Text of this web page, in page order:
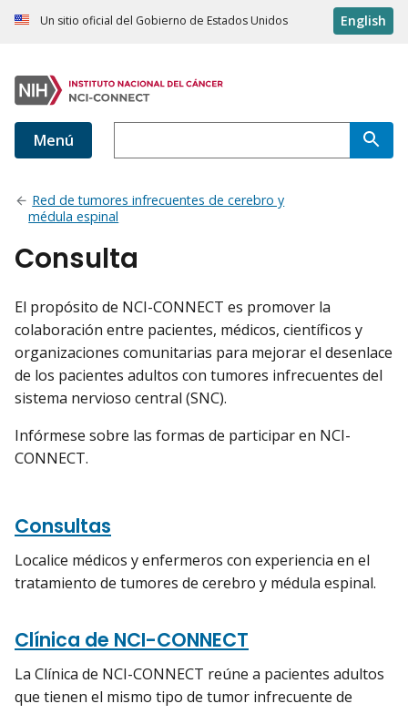
Un sitio oficial del Gobierno de Estados Unidos English
Menú
Red de tumores infrecuentes de cerebro y
médula espinal
Consulta
El propósito de NCI-CONNECT es promover la
colaboración entre pacientes, médicos, científicos y
organizaciones comunitarias para mejorar el desenlace
de los pacientes adultos con tumores infrecuentes del
sistema nervioso central (SNC).
Infórmese sobre las formas de participar en NCI-
CONNECT.
Consultas
Localice médicos y enfermeros con experiencia en el
tratamiento de tumores de cerebro y médula espinal.
Clínica de NCI-CONNECT
La Clínica de NCI-CONNECT reúne a pacientes adultos
que tienen el mismo tipo de tumor infrecuente de